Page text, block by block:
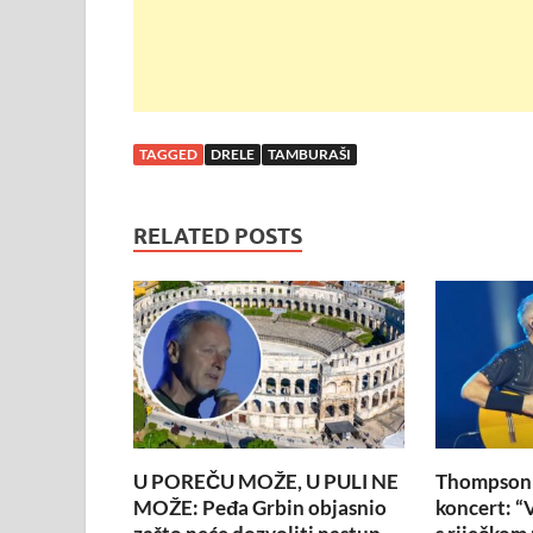
TAGGED DRELE TAMBURAŠI
RELATED POSTS
U POREČU MOŽE, U PULI NE
MOŽE: Peđa Grbin objasnio
koncert: